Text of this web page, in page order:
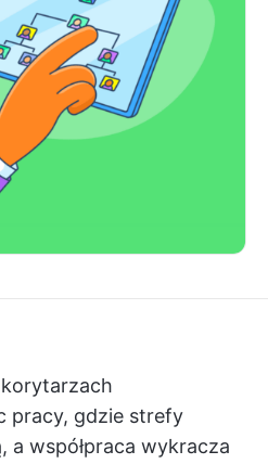
pracy, gdzie strefy
a współpraca wykracza